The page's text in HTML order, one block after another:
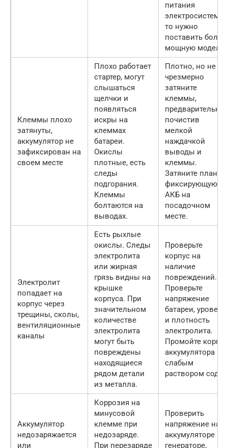
питания
электросистемы,
то нужно
поставить более
мощную модель.
Клеммы плохо
затянуты,
аккумулятор не
зафиксирован на
своем месте
Плохо работает
стартер, могут
слышаться
щелчки и
появляться
искры на
клеммах
батареи.
Окислы
плотные, есть
следы
подгорания.
Клеммы
болтаются на
выводах.
Плотно, но не
чрезмерно
затяните
клеммы,
предварительно
почистив
мелкой
наждачкой
выводы и
клеммы.
Затяните планку,
фиксирующую
АКБ на
посадочном
месте.
Электролит
попадает на
корпус через
трещины, сколы,
вентиляционные
каналы
Есть рыхлые
окислы. Следы
электролита
или жирная
грязь видны на
крышке
корпуса. При
значительном
количестве
электролита
могут быть
повреждены
находящиеся
рядом детали
из металла.
Проверьте
корпус на
наличие
повреждений.
Проверьте
напряжение
батареи, уровень
и плотность
электролита.
Промойте корпус
аккумулятора
слабым
раствором соды.
Аккумулятор
недозаряжается
или
Коррозия на
минусовой
клемме при
недозаряде.
При перезаряде
Проверить
напряжение на
аккумуляторе и
генераторе,